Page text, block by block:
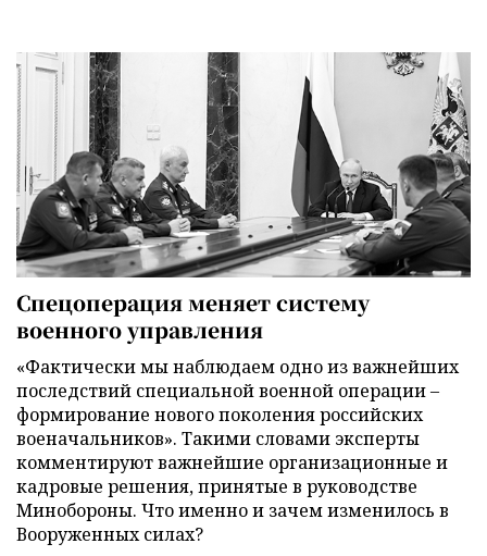
Спецоперация меняет систему
военного управления
«Фактически мы наблюдаем одно из важнейших
последствий специальной военной операции –
формирование нового поколения российских
военачальников». Такими словами эксперты
комментируют важнейшие организационные и
кадровые решения, принятые в руководстве
Минобороны. Что именно и зачем изменилось в
Вооруженных силах?